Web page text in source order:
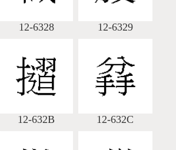
12-6328 12-6329
12-632B 12-632C